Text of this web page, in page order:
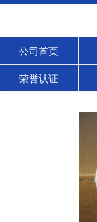
公司首页
荣誉认证